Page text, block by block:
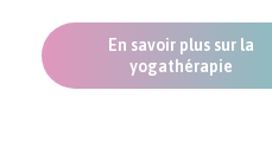
En savoir plus sur la
yogathérapie